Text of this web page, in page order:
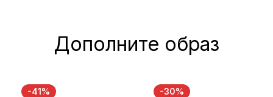
Дополните образ
-41% -30%